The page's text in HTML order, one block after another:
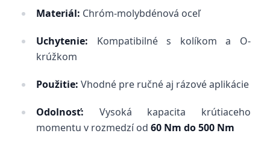
Materiál: Chróm-molybdénová oceľ
Uchytenie: Kompatibilné s kolíkom a O-
krúžkom
Použitie: Vhodné pre ručné aj rázové aplikácie
Odolnosť: Vysoká kapacita krútiaceho
momentu v rozmedzí od 60 Nm do 500 Nm